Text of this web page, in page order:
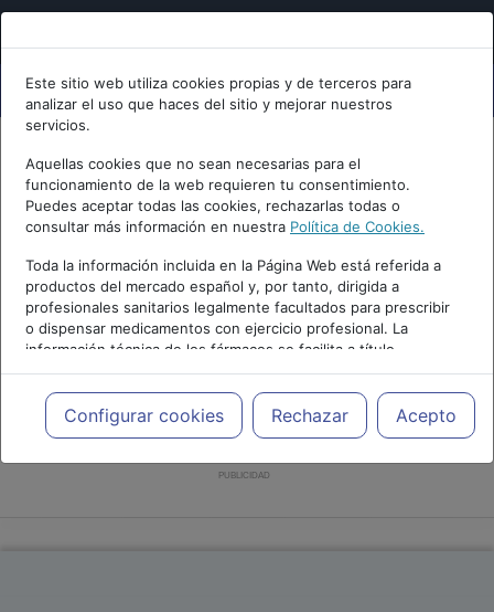
Este sitio web utiliza cookies propias y de terceros para
analizar el uso que haces del sitio y mejorar nuestros
servicios.
Aquellas cookies que no sean necesarias para el
funcionamiento de la web requieren tu consentimiento.
Puedes aceptar todas las cookies, rechazarlas todas o
consultar más información en nuestra Política de Cookies.
Toda la información incluida en la Página Web está referida a
productos del mercado español y, por tanto, dirigida a
profesionales sanitarios legalmente facultados para prescribir
o dispensar medicamentos con ejercicio profesional. La
información técnica de los fármacos se facilita a título
meramente informativo, siendo responsabilidad de los
profesionales facultados prescribir medicamentos y decidir, en
cada caso concreto, el tratamiento más adecuado a las
necesidades del paciente.
Configurar cookies Rechazar Acepto
PUBLICIDAD